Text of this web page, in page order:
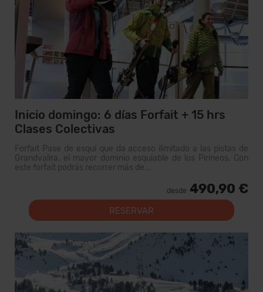
Inicio domingo: 6 días Forfait + 15 hrs
Clases Colectivas
Forfait Pase de esquí que da acceso ilimitado a las pistas de
Grandvalira, el mayor dominio esquiable de los Pirineos. Con
este forfait podrás recorrer más de...
desde 490,90 €
RESERVAR